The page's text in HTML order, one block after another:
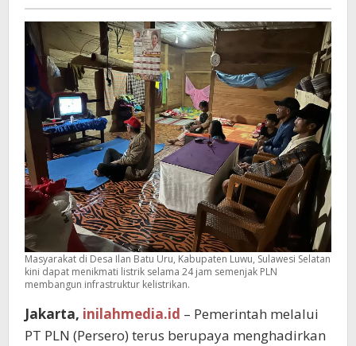
Masyarakat di Desa Ilan Batu Uru, Kabupaten Luwu, Sulawesi Selatan
kini dapat menikmati listrik selama 24 jam semenjak PLN
membangun infrastruktur kelistrikan.
Jakarta, inilahmedia.id – Pemerintah melalui
PT PLN (Persero) terus berupaya menghadirkan